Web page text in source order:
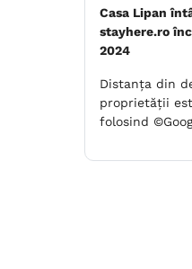
Casa Lipan
stayhere.ro
2024
Distanța din
proprietății
folosind